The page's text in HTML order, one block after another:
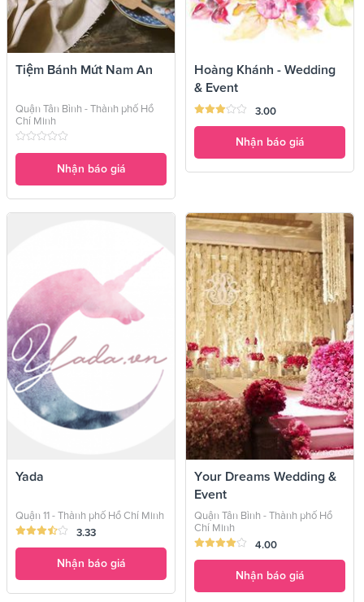
Tiệm Bánh Mứt Nam An
Quận Tân Bình - Thành phố Hồ
Chí Minh
Nhận báo giá
Hoàng Khánh - Wedding
& Event
3.00
Nhận báo giá
Yada
Quận 11 - Thành phố Hồ Chí Minh
3.33
Nhận báo giá
Your Dreams Wedding &
Event
Quận Tân Bình - Thành phố Hồ
Chí Minh
4.00
Nhận báo giá